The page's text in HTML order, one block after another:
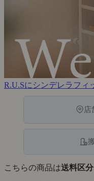
R.U.Sにシンデレラフィ
店
こちらの商品は送料区